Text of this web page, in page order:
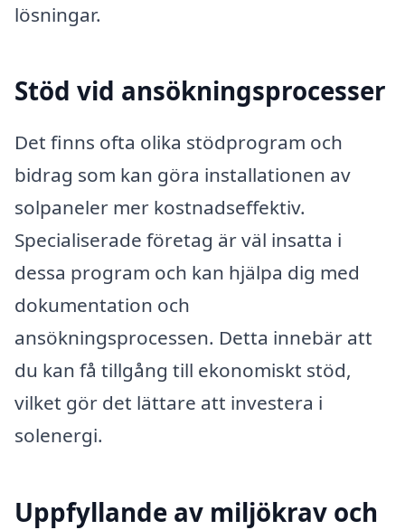
lösningar.
Stöd vid ansökningsprocesser
Det finns ofta olika stödprogram och
bidrag som kan göra installationen av
solpaneler mer kostnadseffektiv.
Specialiserade företag är väl insatta i
dessa program och kan hjälpa dig med
dokumentation och
ansökningsprocessen. Detta innebär att
du kan få tillgång till ekonomiskt stöd,
vilket gör det lättare att investera i
solenergi.
Uppfyllande av miljökrav och